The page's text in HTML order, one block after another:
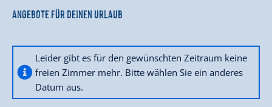
Angebote für deinen Urlaub
Leider gibt es für den gewünschten Zeitraum keine
freien Zimmer mehr. Bitte wählen Sie ein anderes
Datum aus.